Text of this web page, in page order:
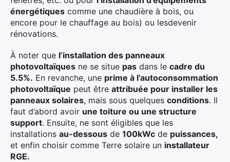
énergétiques comme une chaudière à bois, ou
encore pour le chauffage au bois) ou lesdevenir
rénovations.
À noter que l’installation des panneaux
photovoltaïques ne se situe pas dans le cadre du
5.5%. En revanche, une prime à l’autoconsommation
photovoltaïque peut être attribuée pour installer les
panneaux solaires, mais sous quelques conditions. Il
faut d’abord avoir une toiture ou une structure
support. Ensuite, ne sont éligibles que les
installations au-dessous de 100kWc de puissances,
et enfin choisir comme Terre solaire un installateur
RGE.